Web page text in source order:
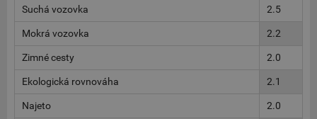
Suchá vozovka 2.5
Mokrá vozovka 2.2
Zimné cesty 2.0
Ekologická rovnováha 2.1
Najeto 2.0